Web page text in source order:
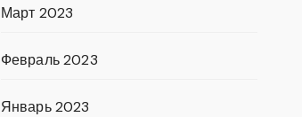
Март 2023
Февраль 2023
Январь 2023